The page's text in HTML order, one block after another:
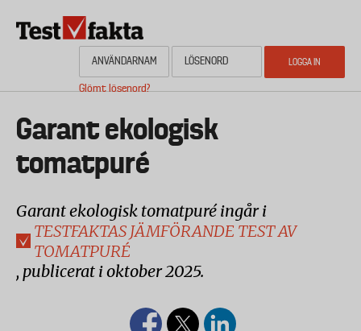
Glömt lösenord?
Media
Garant ekologisk
tomatpuré
Garant ekologisk tomatpuré ingår i
TESTFAKTAS JÄMFÖRANDE TEST AV
TOMATPURÉ
, publicerat i oktober 2025.